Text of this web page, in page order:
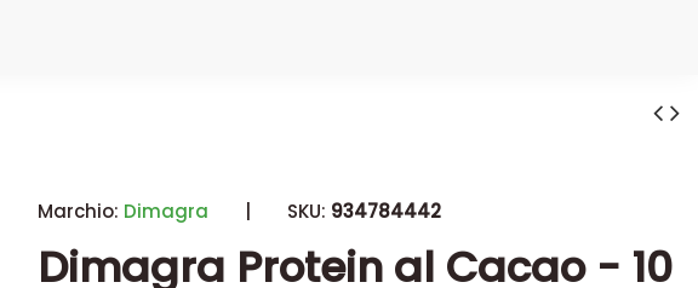
Marchio: Dimagra | SKU: 934784442
Dimagra Protein al Cacao - 10